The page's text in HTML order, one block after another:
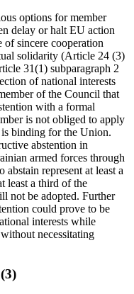
options for member
delay or halt EU action
sincere cooperation
solidarity (Article 24 (3)
31(1) subparagraph 2
of national interests
of the Council that
with a formal
is not ob­liged to apply
is binding for the Union.
abstention in
armed forces through
represent at least a
least a third of the
not be adopted. Further
could prove to be
interests while
necessitating